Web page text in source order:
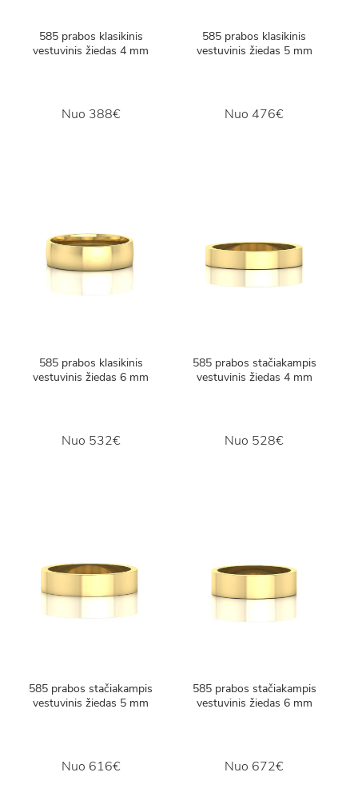
585 prabos klasikinis
vestuvinis žiedas 4 mm
Nuo 388€
585 prabos klasikinis
vestuvinis žiedas 5 mm
Nuo 476€
585 prabos klasikinis
vestuvinis žiedas 6 mm
Nuo 532€
585 prabos stačiakampis
vestuvinis žiedas 4 mm
Nuo 528€
585 prabos stačiakampis
vestuvinis žiedas 5 mm
Nuo 616€
585 prabos stačiakampis
vestuvinis žiedas 6 mm
Nuo 672€